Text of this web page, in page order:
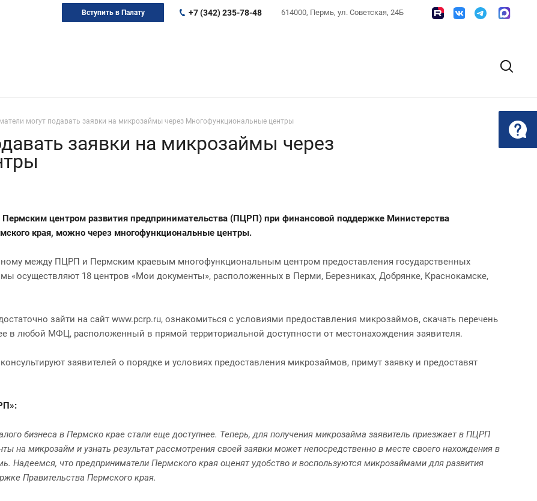
614000, Пермь, ул. Советская, 24Б
+7 (342) 235-78-48
Вступить в Палату
могут подавать заявки на микрозаймы через Многофункциональные центры
заявки на микрозаймы через
центром развития предпринимательства (ПЦРП) при финансовой поддержке Министерства
края, можно через многофункциональные центры.
между ПЦРП и Пермским краевым многофункциональным центром предоставления государственных
осуществляют 18 центров «Мои документы», расположенных в Перми, Березниках, Добрянке, Краснокамске,
зайти на сайт www.pcrp.ru, ознакомиться с условиями предоставления микрозаймов, скачать перечень
в любой МФЦ, расположенный в прямой территориальной доступности от местонахождения заявителя.
заявителей о порядке и условиях предоставления микрозаймов, примут заявку и предоставят
бизнеса в Пермско крае стали еще доступнее. Теперь, для получения микрозайма заявитель приезжает в ПЦРП
на микрозайм и узнать результат рассмотрения своей заявки может непосредственно в месте своего нахождения в
Надеемся, что предприниматели Пермского края оценят удобство и воспользуются микрозаймами для развития
Правительства Пермского края.